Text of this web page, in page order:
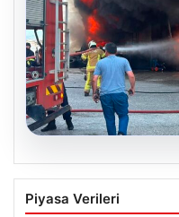
06.08.2026
Dumanlar ilçeyi
tamirhanede
Piyasa Verileri